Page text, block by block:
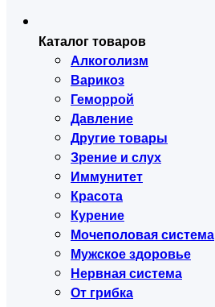
Каталог товаров
Алкоголизм
Варикоз
Геморрой
Давление
Другие товары
Зрение и слух
Иммунитет
Красота
Курение
Мочеполовая система
Мужское здоровье
Нервная система
От грибка